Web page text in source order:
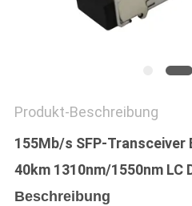
Produkt-Beschreibung
155Mb/s SFP-
40km 1310nm/1550nm LC
Beschreibung